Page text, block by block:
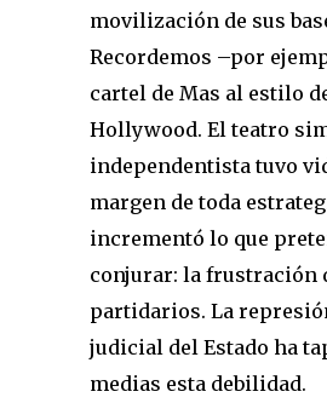
movilización de sus
Recordemos –por
cartel de Mas al estilo
Hollywood. El teatro
independentista tuvo
margen de toda
incrementó lo que
conjurar: la frustración
partidarios. La
judicial del Estado ha
medias esta debilidad.